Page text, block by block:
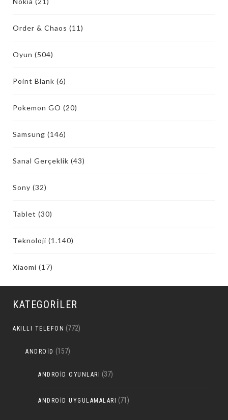
Order & Chaos (11)
Oyun (504)
Point Blank (6)
Pokemon GO (20)
Samsung (146)
Sanal Gerçeklik (43)
Sony (32)
Tablet (30)
Teknoloji (1.140)
Xiaomi (17)
KATEGORILER
AKILLI TELEFON (772)
ANDROID (157)
ANDROID OYUNLARI (37)
ANDROID UYGULAMALARI (71)